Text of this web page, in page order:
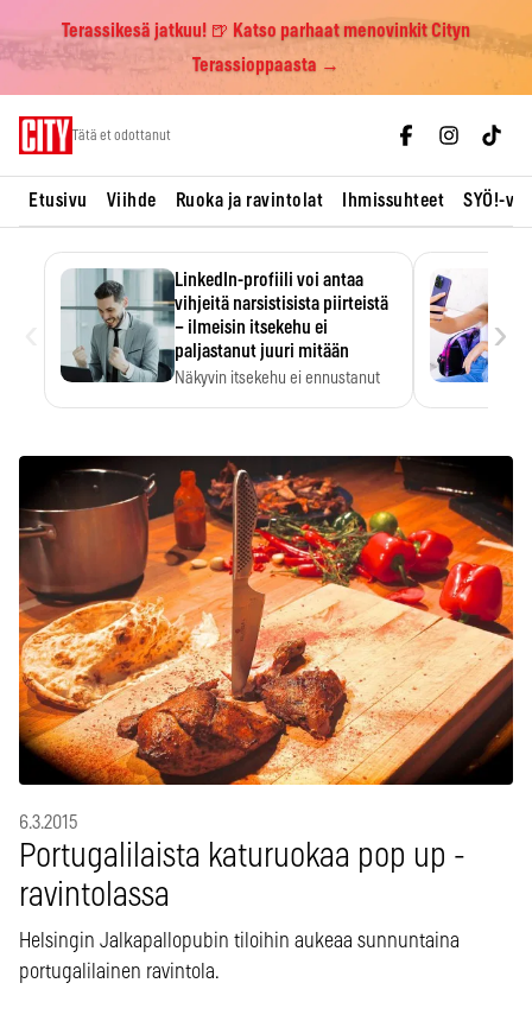
Terassikesä jatkuu! 🍺 Katso parhaat menovinkit Cityn
Terassioppaasta →
Tätä et odottanut
Etusivu Viihde Ruoka ja ravintolat Ihmissuhteet SYÖ!-
LinkedIn-profiili voi antaa
vihjeitä narsistisista piirteistä
– ilmeisin itsekehu ei
paljastanut juuri mitään
Näkyvin itsekehu ei ennustanut
›
6.3.2015
Portugalilaista katuruokaa pop up -
ravintolassa
Helsingin Jalkapallopubin tiloihin aukeaa sunnuntaina
portugalilainen ravintola.